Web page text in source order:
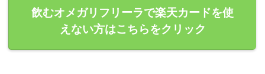
飲むオメガリフリーラで楽天カードを使
えない方はこちらをクリック